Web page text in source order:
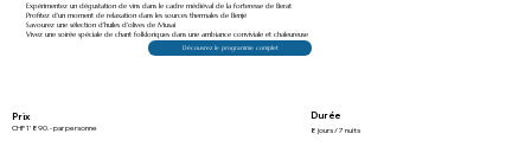
Expérimentez un dégustation de vins dans le cadre médiéval de la forteresse de Berat
Profitez d'un moment de relaxation dans les sources thermales de Benjë
Savourez une sélection d'huiles d'olives de Musai
Vivez une soirée spéciale de chant folkloriques dans une ambiance conviviale et chaleureuse
Découvrez le programme complet
Prix
CHF 1'890.- par personne
Durée
8 jours / 7 nuits